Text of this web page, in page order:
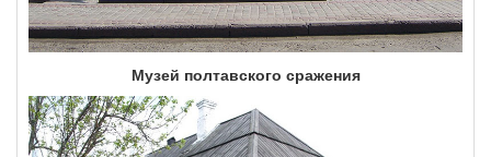
Музей полтавского сражения